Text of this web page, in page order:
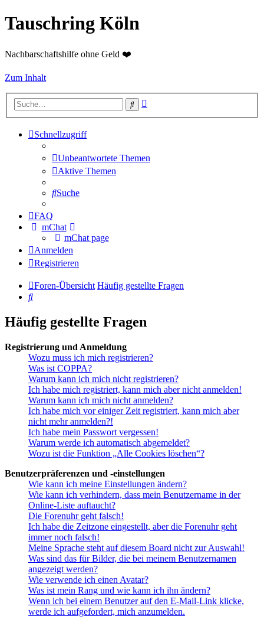
Tauschring Köln
Nachbarschaftshilfe ohne Geld ❤️
Zum Inhalt
Suche
Schnellzugriff
Unbeantwortete Themen
Aktive Themen
Suche
FAQ
mChat
mChat page
Anmelden
Registrieren
Foren-Übersicht Häufig gestellte Fragen
Suche
Häufig gestellte Fragen
Registrierung und Anmeldung
Wozu muss ich mich registrieren?
Was ist COPPA?
Warum kann ich mich nicht registrieren?
Ich habe mich registriert, kann mich aber nicht anmelden!
Warum kann ich mich nicht anmelden?
Ich habe mich vor einiger Zeit registriert, kann mich aber
nicht mehr anmelden?!
Ich habe mein Passwort vergessen!
Warum werde ich automatisch abgemeldet?
Wozu ist die Funktion „Alle Cookies löschen“?
Benutzerpräferenzen und -einstellungen
Wie kann ich meine Einstellungen ändern?
Wie kann ich verhindern, dass mein Benutzername in der
Online-Liste auftaucht?
Die Forenuhr geht falsch!
Ich habe die Zeitzone eingestellt, aber die Forenuhr geht
immer noch falsch!
Meine Sprache steht auf diesem Board nicht zur Auswahl!
Was sind das für Bilder, die bei meinem Benutzernamen
angezeigt werden?
Wie verwende ich einen Avatar?
Was ist mein Rang und wie kann ich ihn ändern?
Wenn ich bei einem Benutzer auf den E-Mail-Link klicke,
werde ich aufgefordert, mich anzumelden.